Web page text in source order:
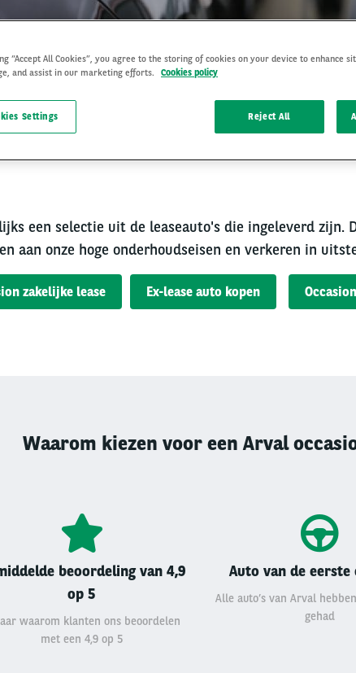
een selectie uit de leaseauto's die ingeleverd zijn.
aan onze hoge onderhoudseisen en verkeren in
zakelijke lease Ex-lease auto kopen
Waarom kiezen voor een Arval
beoordeling van 4,9
op 5
waarom klanten ons beoordelen
met een 4,9 op 5
Auto van de eerste
Alle auto’s van Arval
gehad
“Accept All Cookies”, you agree to the storing of cookies on your device to enhance
and assist in our marketing efforts.
Cookies policy
Reject All
Settings